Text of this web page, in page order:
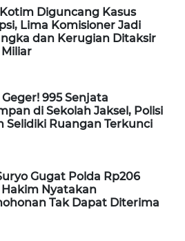
Diguncang Kasus
Lima Komisioner Jadi
dan Kerugian Ditaksir
Miliar
995 Senjata
di Sekolah Jaksel, Polisi
Selidiki Ruangan Terkunci
Gugat Polda Rp206
Nyatakan
Tak Dapat Diterima